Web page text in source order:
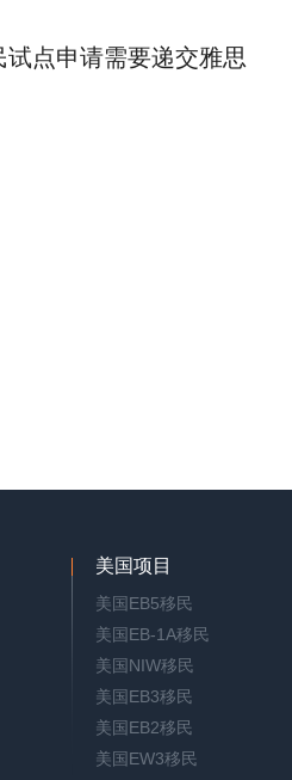
点申请需要递交雅思
美国项目
美国EB5移民
美国EB-1A移民
美国NIW移民
美国EB3移民
美国EB2移民
美国EW3移民